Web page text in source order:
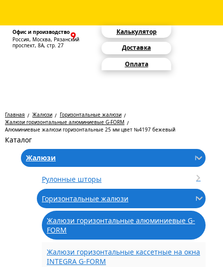
Офис и производство
Россия, Москва, Рязанский
проспект, 8А, стр. 27
Калькулятор
Доставка
Оплата
Главная Жалюзи
Горизонтальные жалюзи
Жалюзи горизонтальные алюминиевые G-FORM
Алюминиевые жалюзи горизонтальные 25 мм цвет №4197 бежевый
Каталог
Жалюзи
Рулонные шторы
Горизонтальные жалюзи
Жалюзи горизонтальные алюминиевые G-
FORM
Жалюзи горизонтальные кассетные на окна
INTEGRA G-FORM